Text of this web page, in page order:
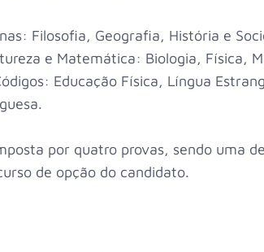
Filosofia, Geografia, História e
e Matemática: Biologia, Física,
Educação Física, Língua
por quatro provas, sendo uma
de opção do candidato.